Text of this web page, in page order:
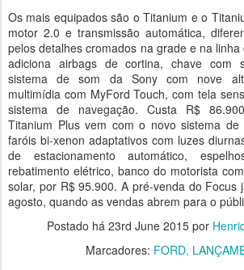
Os mais equipados são o Titanium e o
motor 2.0 e transmissão automática,
pelos detalhes cromados na grade e na
adiciona airbags de cortina, chave com
sistema de som da Sony com nove
multimídia com MyFord Touch, com tela
sistema de navegação. Custa R$
Titanium Plus vem com o novo sistema de
faróis bi-xenon adaptativos com luzes
de estacionamento automático,
rebatimento elétrico, banco do motorista
solar, por R$ 95.900. A pré-venda do Focus
agosto, quando as vendas abrem para o
Postado há 23rd June 2015 por
Marcadores: FORD